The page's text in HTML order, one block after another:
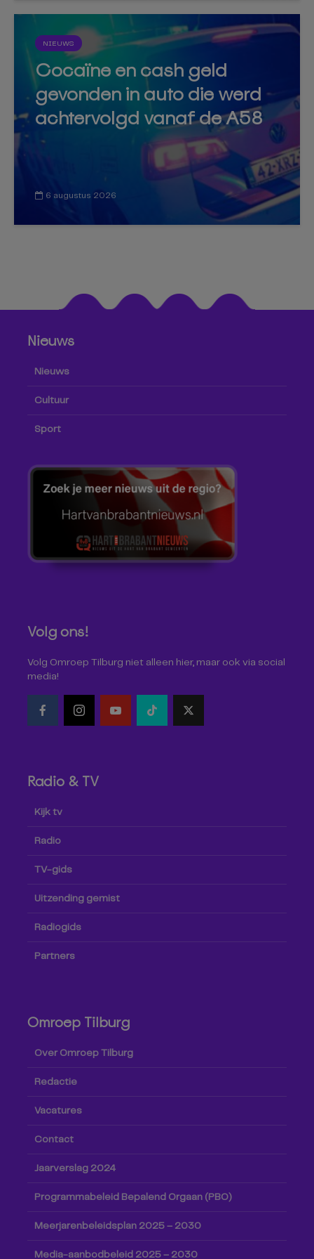
NIEUWS
Cocaïne en cash geld
gevonden in auto die werd
achtervolgd vanaf de A58
6 augustus 2026
Nieuws
Nieuws
Cultuur
Sport
Volg ons!
Volg Omroep Tilburg niet alleen hier, maar ook via social
media!
Radio & TV
Kijk tv
Radio
TV-gids
Uitzending gemist
Radiogids
Partners
Omroep Tilburg
Over Omroep Tilburg
Redactie
Vacatures
Contact
Jaarverslag 2024
Programmabeleid Bepalend Orgaan (PBO)
Meerjarenbeleidsplan 2025 – 2030
Media-aanbodbeleid 2025 – 2030